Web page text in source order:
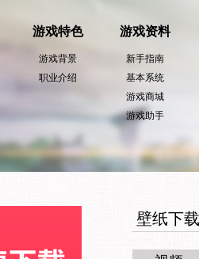
游戏特色
游戏背景
职业介绍
游戏资料
新手指南
基本系统
游戏商城
游戏助手
壁纸下载